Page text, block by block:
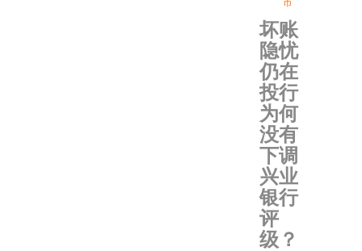
坏账
隐忧
仍在
投行
为何
没有
下调
兴业
银行
评
级？